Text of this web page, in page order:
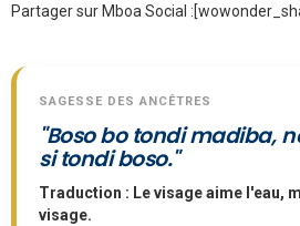
Partager sur Mboa Social :
SAGESSE DES ANCÊTRES
"Boso bo tondi madiba,
si tondi boso."
Traduction : Le visage aime l'eau,
visage.